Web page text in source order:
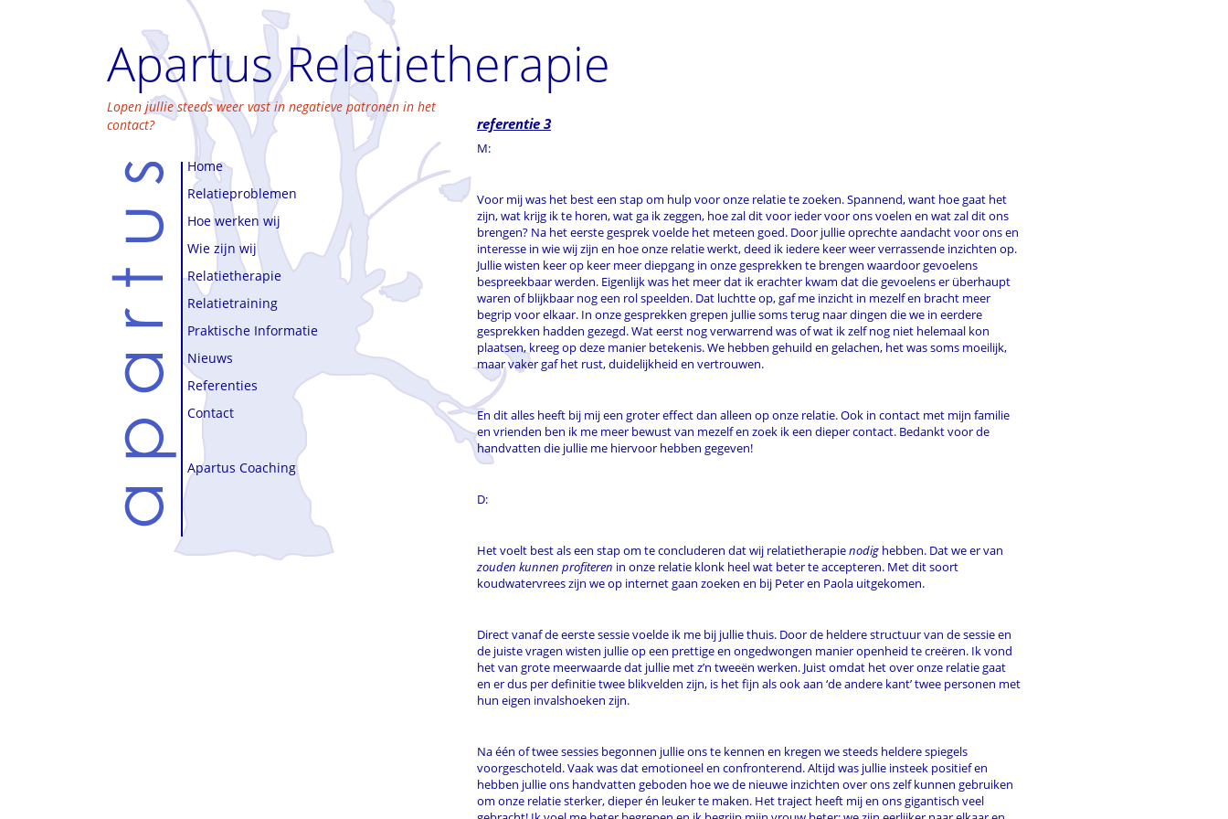
Apartus Relatietherapie
Lopen jullie steeds weer vast in negatieve patronen in het
contact?
Home
Relatieproblemen
Hoe werken wij
Wie zijn wij
Relatietherapie
Relatietraining
Praktische Informatie
Nieuws
Referenties
Contact
Apartus Coaching
referentie 3
M:
Voor mij was het best een stap om hulp voor onze relatie te zoeken. Spannend, want hoe gaat het
zijn, wat krijg ik te horen, wat ga ik zeggen, hoe zal dit voor ieder voor ons voelen en wat zal dit ons
brengen? Na het eerste gesprek voelde het meteen goed. Door jullie oprechte aandacht voor ons en
interesse in wie wij zijn en hoe onze relatie werkt, deed ik iedere keer weer verrassende inzichten op.
Jullie wisten keer op keer meer diepgang in onze gesprekken te brengen waardoor gevoelens
bespreekbaar werden. Eigenlijk was het meer dat ik erachter kwam dat die gevoelens er überhaupt
waren of blijkbaar nog een rol speelden. Dat luchtte op, gaf me inzicht in mezelf en bracht meer
begrip voor elkaar. In onze gesprekken grepen jullie soms terug naar dingen die we in eerdere
gesprekken hadden gezegd. Wat eerst nog verwarrend was of wat ik zelf nog niet helemaal kon
plaatsen, kreeg op deze manier betekenis. We hebben gehuild en gelachen, het was soms moeilijk,
maar vaker gaf het rust, duidelijkheid en vertrouwen.
En dit alles heeft bij mij een groter effect dan alleen op onze relatie. Ook in contact met mijn familie
en vrienden ben ik me meer bewust van mezelf en zoek ik een dieper contact. Bedankt voor de
handvatten die jullie me hiervoor hebben gegeven!
D:
Het voelt best als een stap om te concluderen dat wij relatietherapienodig hebben. Dat we er van
zouden kunnen profiteren in onze relatie klonk heel wat beter te accepteren. Met dit soort
koudwatervrees zijn we op internet gaan zoeken en bij Peter en Paola uitgekomen.
Direct vanaf de eerste sessie voelde ik me bij jullie thuis. Door de heldere structuur van de sessie en
de juiste vragen wisten jullie op een prettige en ongedwongen manier openheid te creëren. Ik vond
het van grote meerwaarde dat jullie met z’n tweeën werken. Juist omdat het over onze relatie gaat
en er dus per definitie twee blikvelden zijn, is het fijn als ook aan ‘de andere kant’ twee personen met
hun eigen invalshoeken zijn.
Na één of twee sessies begonnen jullie ons te kennen en kregen we steeds heldere spiegels
voorgeschoteld. Vaak was dat emotioneel en confronterend. Altijd was jullie insteek positief en
hebben jullie ons handvatten geboden hoe we de nieuwe inzichten over ons zelf kunnen gebruiken
om onze relatie sterker, dieper én leuker te maken. Het traject heeft mij en ons gigantisch veel